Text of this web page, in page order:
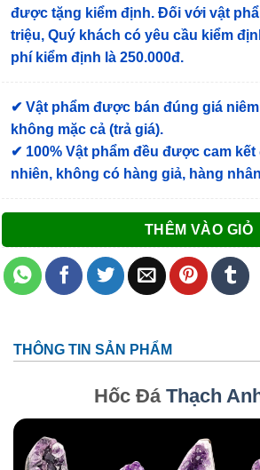
được tặng kiểm định. Đối với vật
triệu, Quý khách có yêu cầu kiểm
phí kiểm định là 250.000đ.
✔ Vật phẩm được bán đúng giá
không mặc cả (trả giá).
✔ 100% Vật phẩm đều được cam
nhiên, không có hàng giả, hàng
THÊM VÀO GIỎ
THÔNG TIN SẢN PHẨM
Hốc Đá Thạch